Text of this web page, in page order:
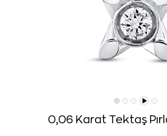
0,06 Karat Tektaş